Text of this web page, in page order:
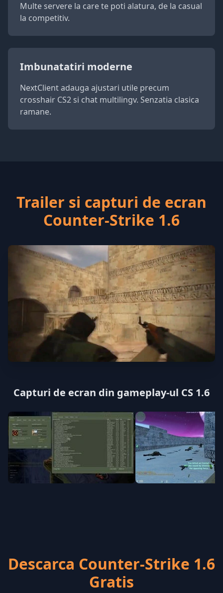
Multe servere la care te poti alatura, de la casual
la competitiv.
Imbunatatiri moderne
NextClient adauga ajustari utile precum
crosshair CS2 si chat multilingv. Senzatia clasica
ramane.
Trailer si capturi de ecran
Counter-Strike 1.6
Capturi de ecran din gameplay-ul CS 1.6
Descarca Counter-Strike 1.6
Gratis